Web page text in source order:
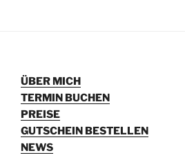
ÜBER MICH
TERMIN BUCHEN
PREISE
GUTSCHEIN BESTELLEN
NEWS